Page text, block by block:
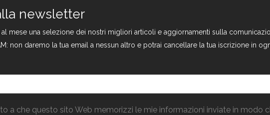
newsletter
al mese una selezione dei nostri migliori articoli e aggiornamenti sulla
non daremo la tua email a nessun altro e potrai cancellare la tua iscrizione in
a che questo sito Web memorizzi le mie informazioni inviate in modo